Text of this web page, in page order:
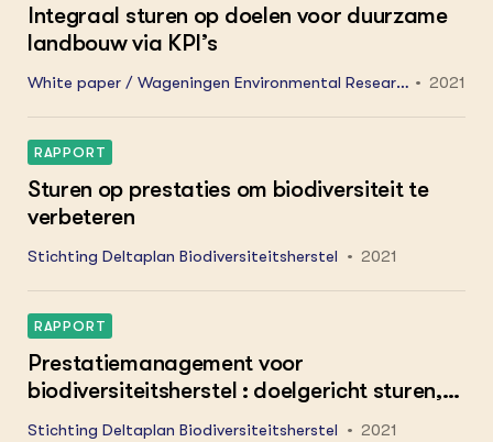
Integraal sturen op doelen voor duurzame
landbouw via KPI’s
White paper / Wageningen Environmental Research
2021
RAPPORT
Sturen op prestaties om biodiversiteit te
verbeteren
Stichting Deltaplan Biodiversiteitsherstel 2021
RAPPORT
Prestatiemanagement voor
biodiversiteitsherstel : doelgericht sturen,
eerlijk belonen
Stichting Deltaplan Biodiversiteitsherstel 2021